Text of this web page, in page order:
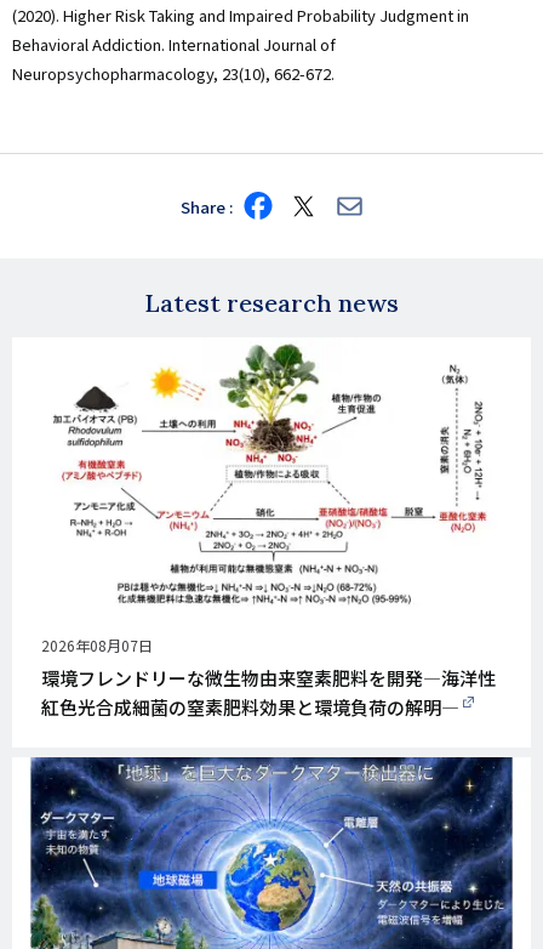
(2020). Higher Risk Taking and Impaired Probability Judgment in
Behavioral Addiction. International Journal of
Neuropsychopharmacology, 23(10), 662-672.
Share Share
on
Share
on
Share
via
Latest research news
公
開
日
2026年08月07日
環境フレンドリーな微生物由来窒素肥料を開発―海洋性
紅色光合成細菌の窒素肥料効果と環境負荷の解明―